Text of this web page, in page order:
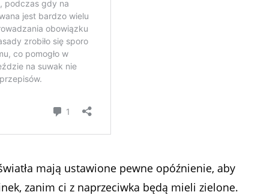
mają ustawione pewne opóźnienie, aby
zanim ci z naprzeciwka będą mieli zielone.